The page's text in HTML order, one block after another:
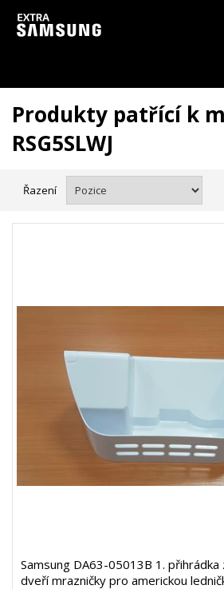
Vzhledem k aktuální situaci se může dodání
zpozdit. Děkujeme za
Produkty patřící k
RSG5SLWJ
Řazení
Samsung DA63-05013B 1.
dveří mrazničky pro americkou